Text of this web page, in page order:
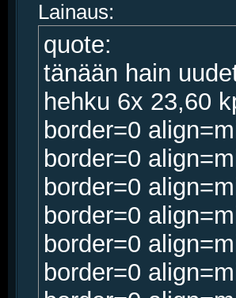
Lainaus:
quote:
tänään hain
hehku 6x 23,60
border=0
border=0
border=0
border=0
border=0
border=0